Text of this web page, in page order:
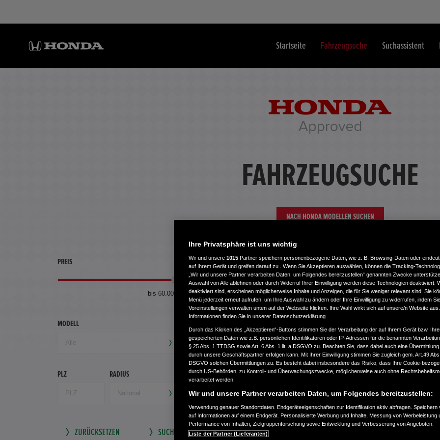
Startseite Fahrzeugsuche Suchassistent
FAHRZEUGSUCHE
NACH HONDA MODELLEN SUCHEN
PREIS
bis 60.000 €
ERSTZULASSUNG
ab 2000
bis
360.000
km
LEISTUNG
MODELL
PLZ RADIUS EURONORM
ZURÜCKSETZEN SUCHE SPEICHERN SUCHAUFTRAG ERSTELLEN
Ihre Privatsphäre ist uns wichtig
Wir und unsere 1015 Partner speichern personenbezogene Daten, wie z. B. Browsing-Daten oder
auf Ihrem Gerät und greifen darauf zu . Wenn Sie Akzeptieren auswählen, können die Tracking-
„Wir und unsere Partner verarbeiten Daten, um Folgendes bereitzustellen“ genannten Zwecke
Auswahl von Alle ablehnen oder durch Widerruf Ihrer Einwilligung werden diese Technologien deaktiviert.
deaktiviert sind, erscheinen möglicherweise Inhalte und Anzeigen, die für Sie weniger relevant sind. Sie
Menü jederzeit erneut aufrufen, um Ihre Auswahl zu ändern oder Ihre Einwilligung zu widerrufen, indem
Voreinstellungen verwalten unten auf der Webseite klicken. Ihre Wahl wirkt sich auf unsere/n Website
Informationen finden Sie in unserer Datenschutzerklärung.
Durch das Klicken des „Akzeptieren“-Buttons stimmen Sie der Verarbeitung der auf Ihrem Gerät bzw.
gespeicherten Daten wie z.B. persönlichen Identifikatoren oder IP-Adressen für die benannten
§ 25 Abs. 1 TTDSG sowie Art. 6 Abs. 1 lit. a DSGVO zu. Beachten Sie, dass dabei auch eine Übermittlung
durch unsere Geschäftspartner erfolgen kann. Mit Ihrer Einwilligung stimmen Sie zugleich gem. Art.49
DSGVO solchen Übermittlungen zu. Es besteht dabei insbesondere das Risiko, dass Ihre Cookie-
durch US-Behörden, zu Kontroll- und Überwachungszwecke, möglicherweise auch ohne
verarbeitet werden.
Wir und unsere Partner verarbeiten Daten, um Folgendes bereitzustellen:
Verwendung genauer Standortdaten. Endgeräteeigenschaften zur Identifikation aktiv abfragen. Speichern
auf Informationen auf einem Endgerät. Personalisierte Werbung und Inhalte, Messung von Werbeleistung
Performance von Inhalten, Zielgruppenforschung sowie Entwicklung und Verbesserung von Angeboten.
Liste der Partner (Lieferanten)